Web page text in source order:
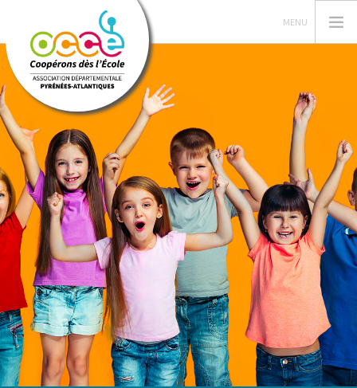
L'OCCE
GESTION ET ASSURANCE
VIE DE LA COOPERATIVE
ACTIONS PÉDAGOGIQUES
VALISE DES LIVRES
ACCÈS RÉSERVÉ
RECHERCHER
CONTACT